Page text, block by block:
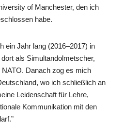
of Manchester, den ich
habe.
ein Jahr lang (2016–2017) in
als Simultandolmetscher,
NATO. Danach zog es mich
wo ich schließlich an
Leidenschaft für Lehre,
Kommunikation mit den